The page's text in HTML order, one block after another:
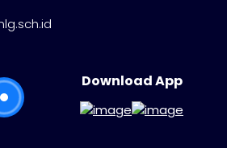
Download App